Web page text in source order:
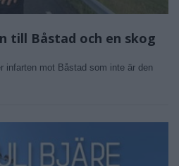
till Båstad och en skog
infarten mot Båstad som inte är den